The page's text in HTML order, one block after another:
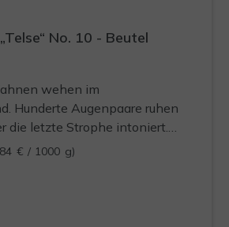
No. 10 - Beutel
wehen im
Hunderte Augenpaare ruhen
die letzte Strophe intoniert.
Solo, zum ersten Mal, vor all den
Warm und angenehm läuft
€ / 1000 g)